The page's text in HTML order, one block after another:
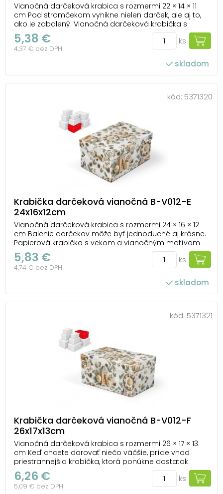
Vianočná darčeková krabica s rozmermi 22 × 14 × 11
cm Pod stromčekom vynikne nielen darček, ale aj to,
ako je zabalený. Vianočná darčeková krabička s
motívom prírodných dekorácií, šišiek a zlatých ozdôb
vnesie do balenia kúsok kúzla a darčeku dodá vzhľad,
ktorý si zaslúži. Krabička je pevná a ...
5,38 €
4,37 € bez DPH
ks
skladom
kód: 5371320
Krabička darčeková vianočná B-V012-E
24x16x12cm
Vianočná darčeková krabica s rozmermi 24 × 16 × 12
cm Balenie darčekov môže byť jednoduché aj krásne.
Papierová krabička s vekom a vianočným motívom
prírodných dekorácií, šišiek a zlatých ozdôb dodá
darčeku sviatočný nádych a postará sa o to, aby bol
bezpečne uložený. Tento produkt sa predá...
5,83 €
4,74 € bez DPH
ks
skladom
kód: 5371321
Krabička darčeková vianočná B-V012-F
26x17x13cm
Vianočná darčeková krabica s rozmermi 26 × 17 × 13
cm Keď chcete darovať niečo väčšie, príde vhod
priestrannejšia krabička, ktorá ponúkne dostatok
miesta napríklad na kozmetické sady, knihy, sviečky
alebo viac menších drobností. Vianočný dizajn s
prírodnými dekoráciami, šiškami a zlatými ozdob...
6,26 €
5,09 € bez DPH
ks